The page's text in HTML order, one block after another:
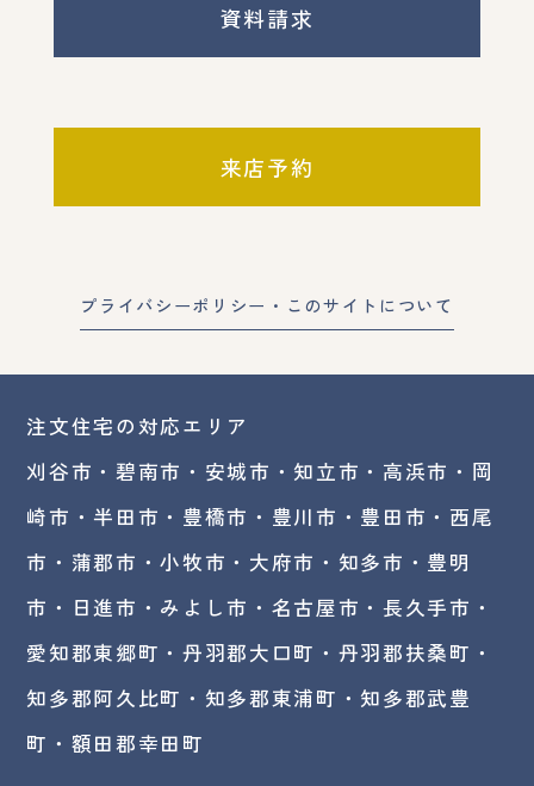
資料請求
来店予約
プライバシーポリシー・このサイトについて
注文住宅の対応エリア
刈谷市・碧南市・ 安城市 ・知立市 ・高浜市・ 岡
崎市 ・半田市・豊橋市・豊川市・豊田市・西尾
市・蒲郡市・小牧市・大府市・知多市・豊明
市・日進市・みよし市・ 名古屋市 ・長久手市・
愛知郡東郷町・丹羽郡大口町・丹羽郡扶桑町・
知多郡阿久比町・知多郡東浦町・知多郡武豊
町・額田郡幸田町